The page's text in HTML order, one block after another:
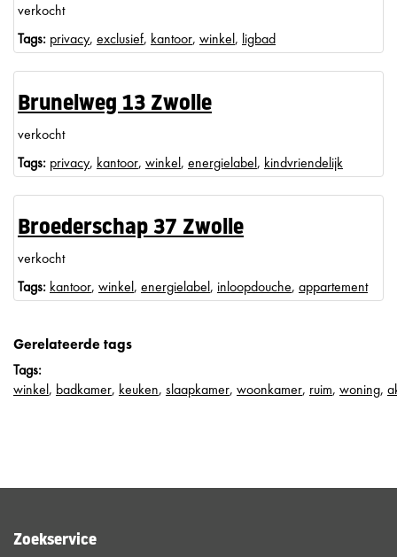
verkocht
Tags: privacy, exclusief, kantoor, winkel, ligbad
Brunelweg 13 Zwolle
verkocht
Tags: privacy, kantoor, winkel, energielabel, kindvriendelijk
Broederschap 37 Zwolle
verkocht
Tags: kantoor, winkel, energielabel, inloopdouche, appartement
Gerelateerde tags
Tags:
winkel, badkamer, keuken, slaapkamer, woonkamer, ruim, woning,
Zoekservice